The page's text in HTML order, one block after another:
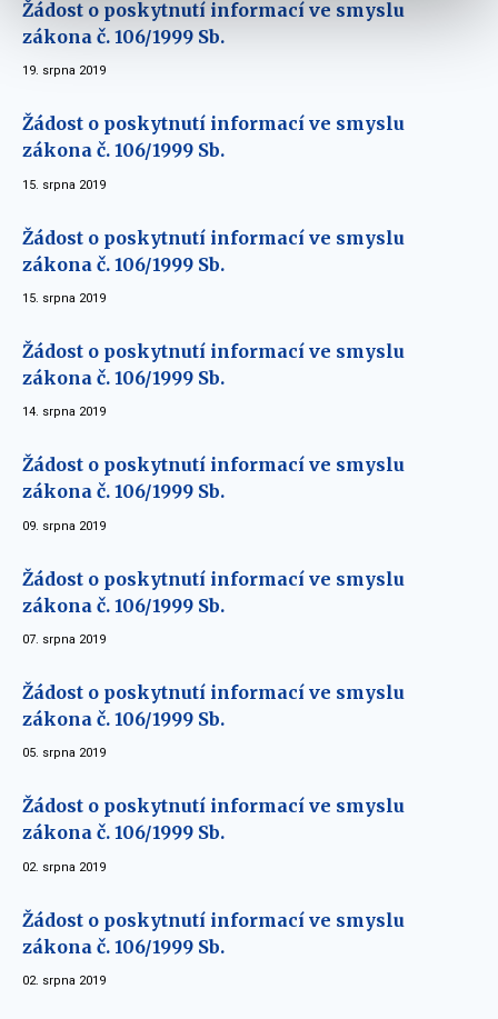
Žádost o poskytnutí informací ve smyslu
zákona č. 106/1999 Sb.
19. srpna 2019
Žádost o poskytnutí informací ve smyslu
zákona č. 106/1999 Sb.
15. srpna 2019
Žádost o poskytnutí informací ve smyslu
zákona č. 106/1999 Sb.
15. srpna 2019
Žádost o poskytnutí informací ve smyslu
zákona č. 106/1999 Sb.
14. srpna 2019
Žádost o poskytnutí informací ve smyslu
zákona č. 106/1999 Sb.
09. srpna 2019
Žádost o poskytnutí informací ve smyslu
zákona č. 106/1999 Sb.
07. srpna 2019
Žádost o poskytnutí informací ve smyslu
zákona č. 106/1999 Sb.
05. srpna 2019
Žádost o poskytnutí informací ve smyslu
zákona č. 106/1999 Sb.
02. srpna 2019
Žádost o poskytnutí informací ve smyslu
zákona č. 106/1999 Sb.
02. srpna 2019